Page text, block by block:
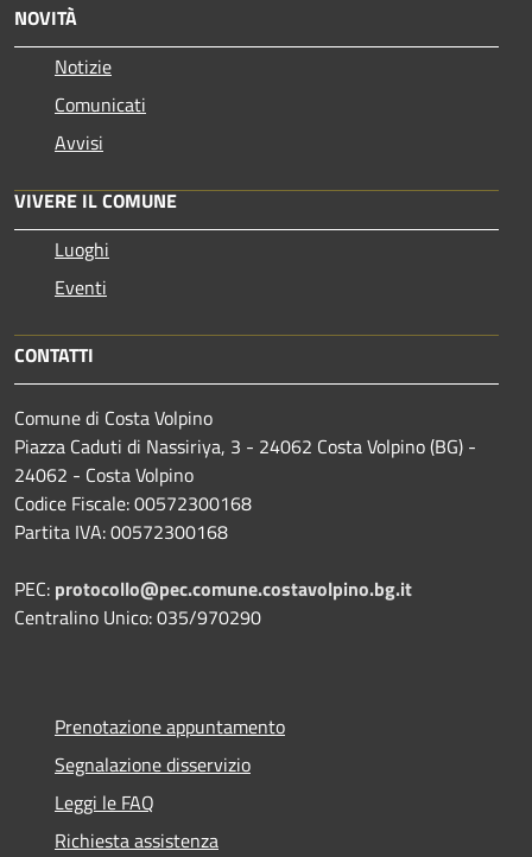
NOVITÀ
Notizie
Comunicati
Avvisi
VIVERE IL COMUNE
Luoghi
Eventi
CONTATTI
Comune di Costa Volpino
Piazza Caduti di Nassiriya, 3 - 24062 Costa Volpino (BG) -
24062 - Costa Volpino
Codice Fiscale: 00572300168
Partita IVA: 00572300168
PEC: protocollo@pec.comune.costavolpino.bg.it
Centralino Unico: 035/970290
Prenotazione appuntamento
Segnalazione disservizio
Leggi le FAQ
Richiesta assistenza